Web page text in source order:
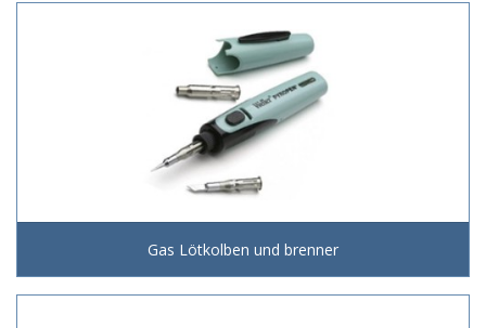
Gas Lötkolben und brenner